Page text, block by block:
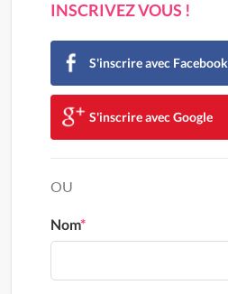
INSCRIVEZ VOUS !
S'inscrire avec Facebook
S'inscrire avec Google
OU
Nom*